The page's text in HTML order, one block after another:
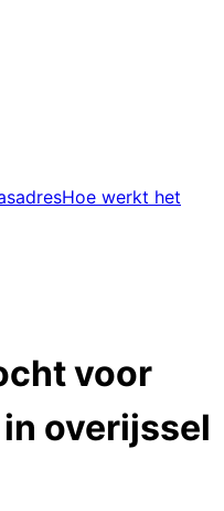
Hoe werkt het
voor
overijssel